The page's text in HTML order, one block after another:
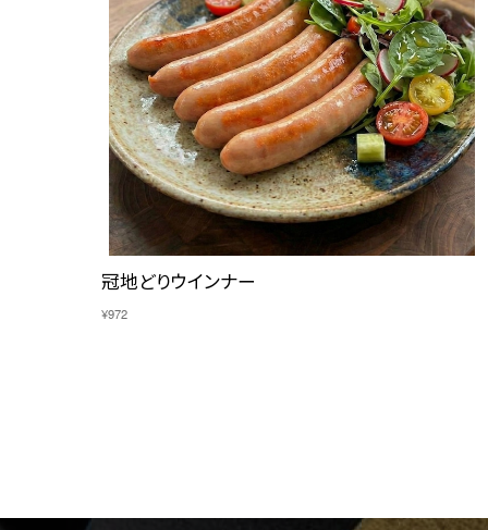
冠地どりウインナー
¥972